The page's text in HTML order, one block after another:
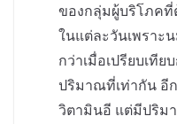
ของกลุ่มผู้บริโภค
ในแต่ละวันเพราะ
กว่าเมื่อเปรียบเที
ปริมาณที่เท่ากัน อี
วิตามินอี แต่มีปริม